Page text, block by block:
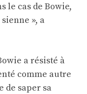
le cas de Bowie,
», a
a résisté à
comme autre
de saper sa